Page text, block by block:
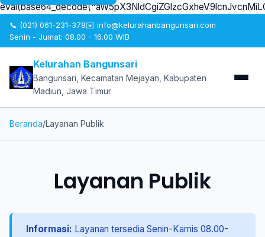
📞 (021) 061-231-378✉️ info@kelurahanbangunsari.com
Senin - Jumat: 08.00 - 16.00 WIB
Kelurahan Bangunsari
Bangunsari, Kecamatan Mejayan, Kabupaten
Madiun, Jawa Timur
Beranda/Layanan Publik
Layanan Publik
Informasi: Layanan tersedia Senin-Kamis 08.00-